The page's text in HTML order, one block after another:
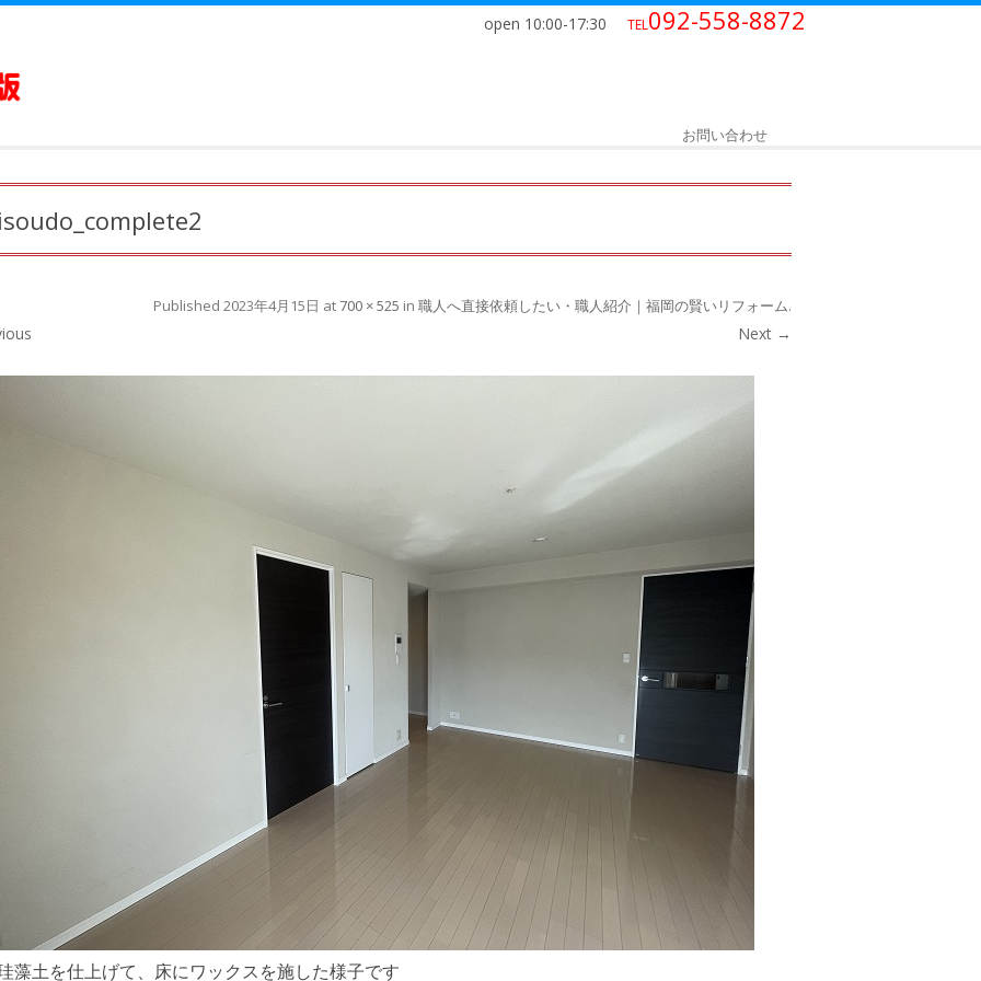
open 10:00-17:30 TEL092-558-8872
お問い合わせ
Published 2023年4月15日 at700 × 525 in 職人へ直接依頼したい・職人紹介｜福岡の賢いリフォーム.
Next →
藻土を仕上げて、床にワックスを施した様子です